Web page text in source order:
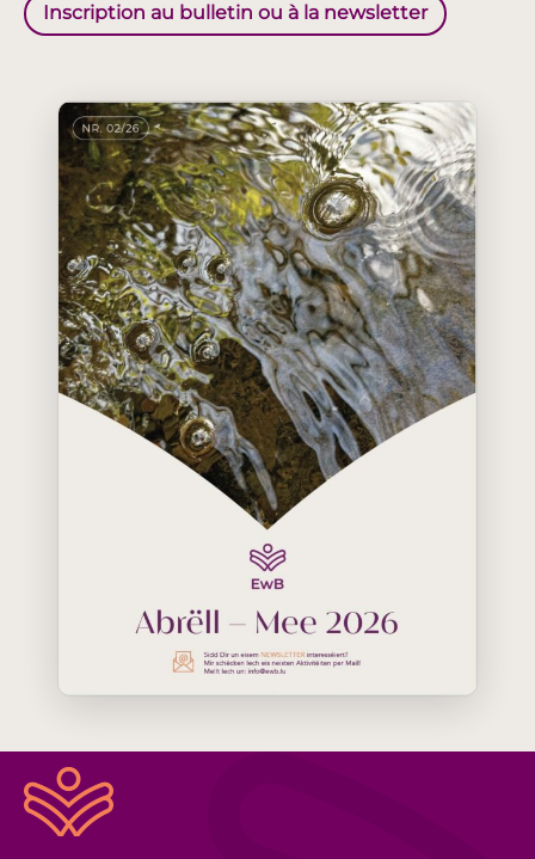
Inscription au bulletin ou à la newsletter